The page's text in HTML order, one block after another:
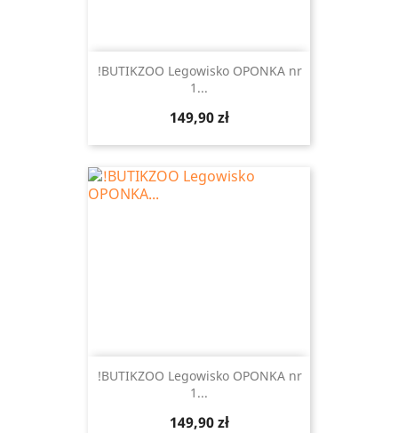
!BUTIKZOO Legowisko OPONKA nr
1...
Cena
149,90 zł
!BUTIKZOO Legowisko OPONKA nr
1...
Cena
149,90 zł